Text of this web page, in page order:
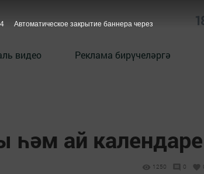
видео Реклама бирүчеләргә
һәм ай календаре
1250 0
3 Автоматическое закрытие баннера через